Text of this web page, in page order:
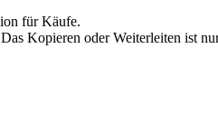
für Käufe.
Kopieren oder Weiterleiten ist